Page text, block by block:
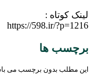
لینک کوتاه :
https://598.ir/?p=1216
برچسب ها
این مطلب بدون برچسب می